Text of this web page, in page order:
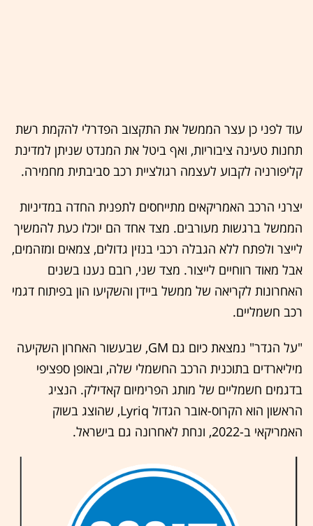
עוד לפני כן עצר הממשל את התקצוב הפדרלי להקמת רשת
תחנות טעינה ציבוריות, ואף ביטל את המנדט שניתן למדינת
קליפורניה לקבוע לעצמה רגולציית רכב סביבתית מחמירה.
יצרני הרכב האמריקאים מתייחסים לתפנית החדה במדיניות
הממשל ברגשות מעורבים. מצד אחד הם יוכלו כעת להמשיך
לייצר ולפתח ללא הגבלה רכבי בנזין גדולים, צמאים ומזהמים,
אבל מאוד רווחיים לייצור. מצד שני, רובם נענו בשנים
האחרונות לקריאה של ממשל ביידן והשקיעו הון בפיתוח דגמי
רכב חשמליים.
"על הגדר" נמצאת כיום גם GM, שבעשור האחרון השקיעה
מיליארדים בתוכנית הרכב החשמלי שלה, ובאופן ספציפי
בדגמים חשמליים של מותג הפרימיום קאדילק. הנציג
הראשון הוא הקרוס-אובר הגדול Lyriq, שהוצג בשוק
האמריקאי ב-2022, ונחת לאחרונה גם בישראל.